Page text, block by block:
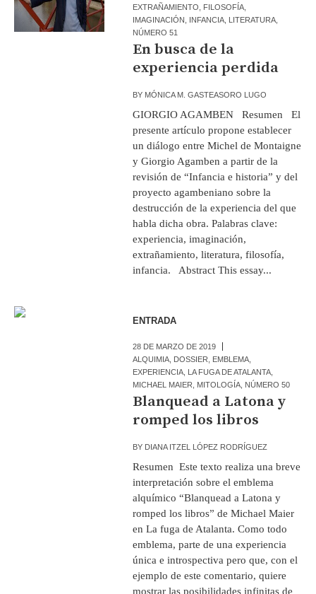
EXTRAÑAMIENTO
FILOSOFÍA
IMAGINACIÓN
INFANCIA LITERATURA
NÚMERO 51
En busca de la
experiencia perdida
BY MÓNICA M. GASTEASORO LUGO
GIORGIO AGAMBEN Resumen El
presente artículo propone establecer
un diálogo entre Michel de Montaigne
y Giorgio Agamben a partir de la
revisión de “Infancia e historia” y del
proyecto agambeniano sobre la
destrucción de la experiencia del que
habla dicha obra. Palabras clave:
experiencia, imaginación,
extrañamiento, literatura, filosofía,
infancia. Abstract This essay...
ENTRADA
28 DE MARZO DE 2019
ALQUIMIA DOSSIER EMBLEMA
EXPERIENCIA LA FUGA DE ATALANTA
MICHAEL MAIER
MITOLOGÍA NÚMERO 50
Blanquead a Latona y
romped los libros
BY DIANA ITZEL LÓPEZ RODRÍGUEZ
Resumen Este texto realiza una breve
interpretación sobre el emblema
alquímico “Blanquead a Latona y
romped los libros” de Michael Maier
en La fuga de Atalanta. Como todo
emblema, parte de una experiencia
única e introspectiva pero que, con el
ejemplo de este comentario, quiere
mostrar las posibilidades infinitas de